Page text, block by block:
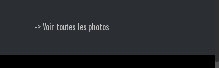
-> Voir toutes les photos